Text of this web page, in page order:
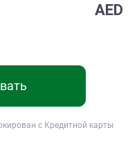
AED
с Кредитной карты